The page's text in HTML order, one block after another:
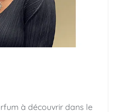
à découvrir dans le